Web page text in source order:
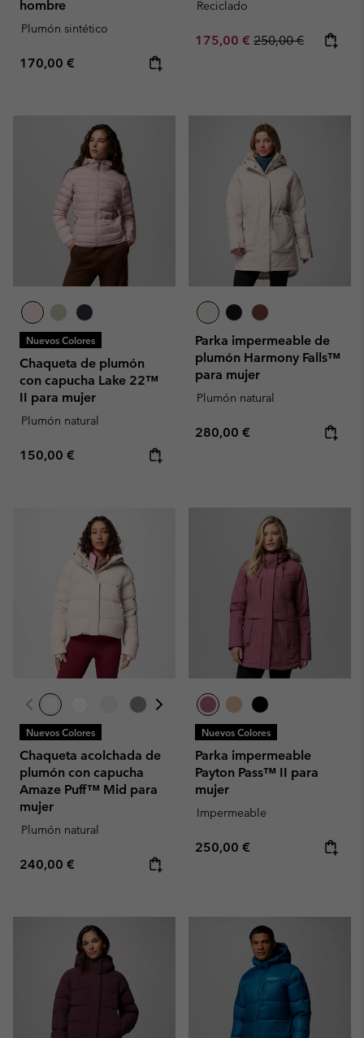
hombre
Plumón sintético
Regular price:
170,00 €
Reciclado
Sale price:
175,00 € Regular price:
250,00 €
Nuevos Colores
Chaqueta de plumón
con capucha Lake 22™
II para mujer
Plumón natural
Regular price:
150,00 €
Parka impermeable de
plumón Harmony Falls™
para mujer
Plumón natural
Regular price:
280,00 €
Nuevos Colores
Chaqueta acolchada de
plumón con capucha
Amaze Puff™ Mid para
mujer
Plumón natural
Regular price:
240,00 €
Nuevos Colores
Parka impermeable
Payton Pass™ II para
mujer
Impermeable
Regular price:
250,00 €